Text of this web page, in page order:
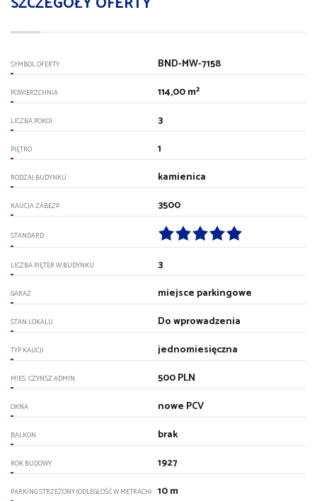
SYMBOL OFERTY BND-MW-7158
POWIERZCHNIA 114,00 m²
LICZBA POKOI 3
PIĘTRO 1
RODZAJ BUDYNKU kamienica
KAUCJA ZABEZP. 3500
STANDARD
LICZBA PIĘTER W BUDYNKU 3
GARAŻ miejsce parkingowe
STAN LOKALU Do wprowadzenia
TYP KAUCJI jednomiesięczna
MIES. CZYNSZ ADMIN. 500 PLN
OKNA nowe PCV
BALKON brak
ROK BUDOWY 1927
PARKING STRZEŻONY (ODLEGŁOŚĆ W METRACH) 10 m